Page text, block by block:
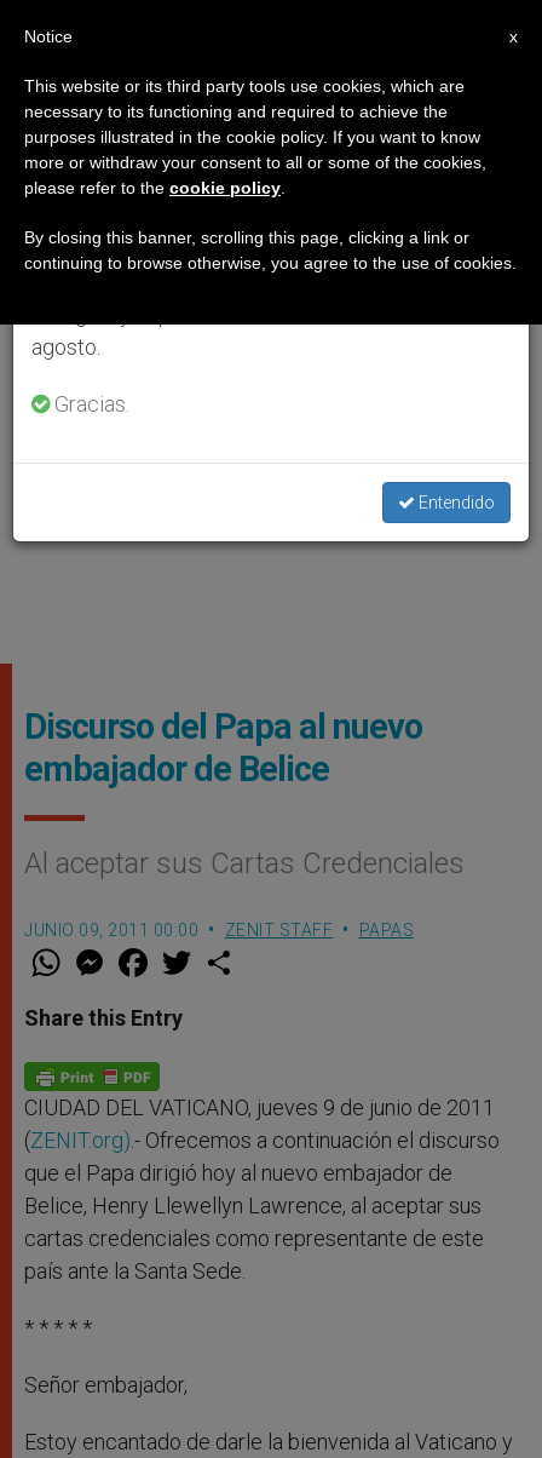
Discurso del Papa al nuevo
embajador de Belice
Al aceptar sus Cartas Credenciales
JUNIO 09, 2011 00:00 ZENIT STAFF PAPAS
W
t
s
p
p
M
e
s
e
g
e
r
F
a
e
b
o
k
w
Share this Entry
CIUDAD DEL VATICANO, jueves 9 de junio de 2011
(ZENIT.org).- Ofrecemos a continuación el discurso
que el Papa dirigió hoy al nuevo embajador de
Belice, Henry Llewellyn Lawrence, al aceptar sus
cartas credenciales como representante de este
país ante la Santa Sede.
* * * * *
Señor embajador,
Estoy encantado de darle la bienvenida al Vaticano y
×
Aviso importante
Del 27 de julio al 7 de agosto haremos la pausa
anual, aprovechando que en el periodo de verano
se generan menos informaciones y también el
agosto.
Gracias.
Entendido
x
Notice
This website or its third party tools use cookies, which are
necessary to its functioning and required to achieve the
purposes illustrated in the cookie policy. If you want to know
more or withdraw your consent to all or some of the cookies,
please refer to the cookie policy
By closing this banner, scrolling this page, clicking a link or
continuing to browse otherwise, you agree to the use of cookies.